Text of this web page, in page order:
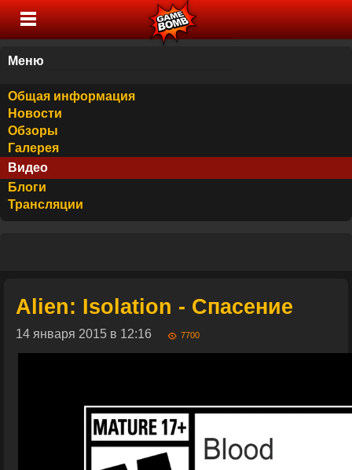
Меню
Общая информация
Новости
Обзоры
Галерея
Видео
Блоги
Трансляции
Alien: Isolation - Спасение
14 января 2015 в 12:16 7700